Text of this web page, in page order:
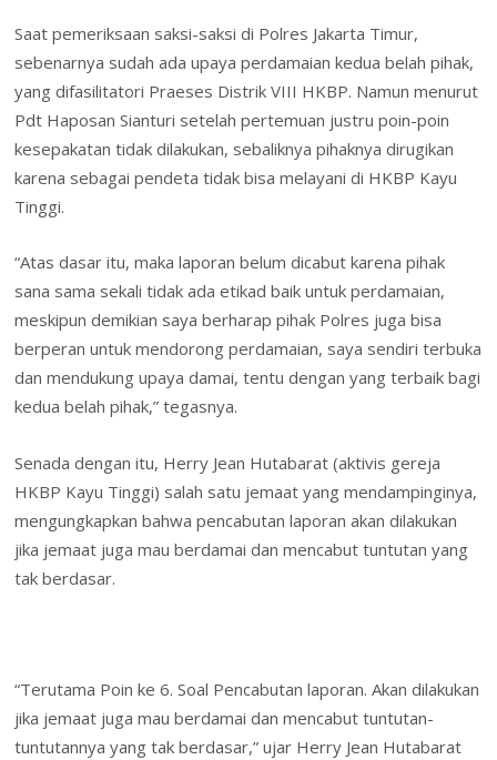
Saat pemeriksaan saksi-saksi di Polres Jakarta Timur,
sebenarnya sudah ada upaya perdamaian kedua belah pihak,
yang difasilitatori Praeses Distrik VIII HKBP. Namun menurut
Pdt Haposan Sianturi setelah pertemuan justru poin-poin
kesepakatan tidak dilakukan, sebaliknya pihaknya dirugikan
karena sebagai pendeta tidak bisa melayani di HKBP Kayu
Tinggi.
“Atas dasar itu, maka laporan belum dicabut karena pihak
sana sama sekali tidak ada etikad baik untuk perdamaian,
meskipun demikian saya berharap pihak Polres juga bisa
berperan untuk mendorong perdamaian, saya sendiri terbuka
dan mendukung upaya damai, tentu dengan yang terbaik bagi
kedua belah pihak,” tegasnya.
Senada dengan itu, Herry Jean Hutabarat (aktivis gereja
HKBP Kayu Tinggi) salah satu jemaat yang mendampinginya,
mengungkapkan bahwa pencabutan laporan akan dilakukan
jika jemaat juga mau berdamai dan mencabut tuntutan yang
tak berdasar.
“Terutama Poin ke 6. Soal Pencabutan laporan. Akan dilakukan
jika jemaat juga mau berdamai dan mencabut tuntutan-
tuntutannya yang tak berdasar,” ujar Herry Jean Hutabarat